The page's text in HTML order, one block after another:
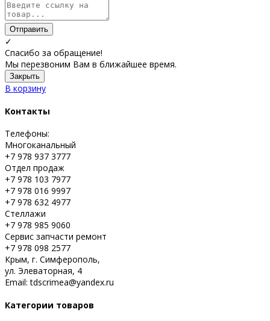
Отправить
✓
Спасибо за обращение!
Мы перезвоним Вам в ближайшее время.
Закрыть
В корзину
Контакты
Телефоны:
Многоканальный
+7 978 937 3777
Отдел продаж
+7 978 103 7977
+7 978 016 9997
+7 978 632 4977
Стеллажи
+7 978 985 9060
Сервис запчасти ремонт
+7 978 098 2577
Крым, г. Симферополь,
ул. Элеваторная, 4
Email: tdscrimea@yandex.ru
Категории товаров